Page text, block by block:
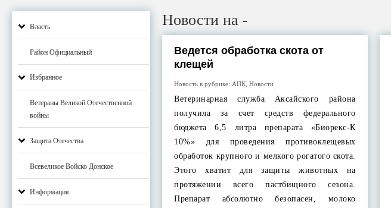
Власть
Район Официальный
Избранное
Ветераны Великой Отечественной
войны
Защита Отечества
Всевеликое Войско Донское
Информация
Новости на -
Ведется обработка скота от
клещей
Новость в рубрике: АПК ,Новости
Ветеринарная служба Аксайского района
получила за счет средств федерального
бюджета 6,5 литра препарата «Биорекс-К
10%» для проведения противоклещевых
обработок крупного и мелкого рогатого скота.
Этого хватит для защиты животных на
протяжении всего пастбищного сезона.
Препарат абсолютно безопасен, молоко